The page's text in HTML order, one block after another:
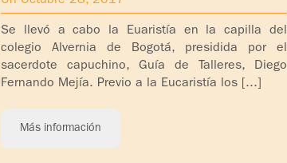
Larrañaga, Colombia Sur Oriente
Se llevó a cabo la Euaristía en la capilla del
colegio Alvernia de Bogotá, presidida por el
sacerdote capuchino, Guía de Talleres, Diego
Fernando Mejía. Previo a la Eucaristía los [...]
Más información